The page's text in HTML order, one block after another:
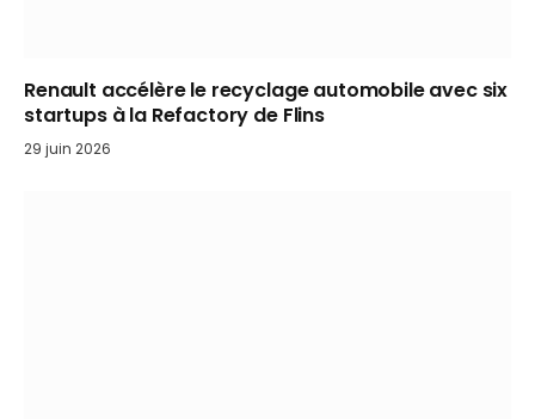
Renault accélère le recyclage automobile avec six
startups à la Refactory de Flins
29 juin 2026